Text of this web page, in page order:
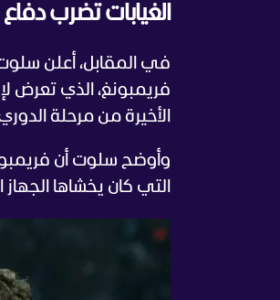
الغيابات تضرب
في المقابل، أعلن
الأخيرة من مرحلة
وأوضح سلوت أن
التي كان يخشاها